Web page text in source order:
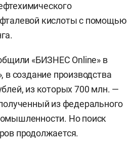
кислоты с помощью
«БИЗНЕС Online» в
в создание производства
из которых 700 млн. —
из федерального
Но поиск
продолжается.